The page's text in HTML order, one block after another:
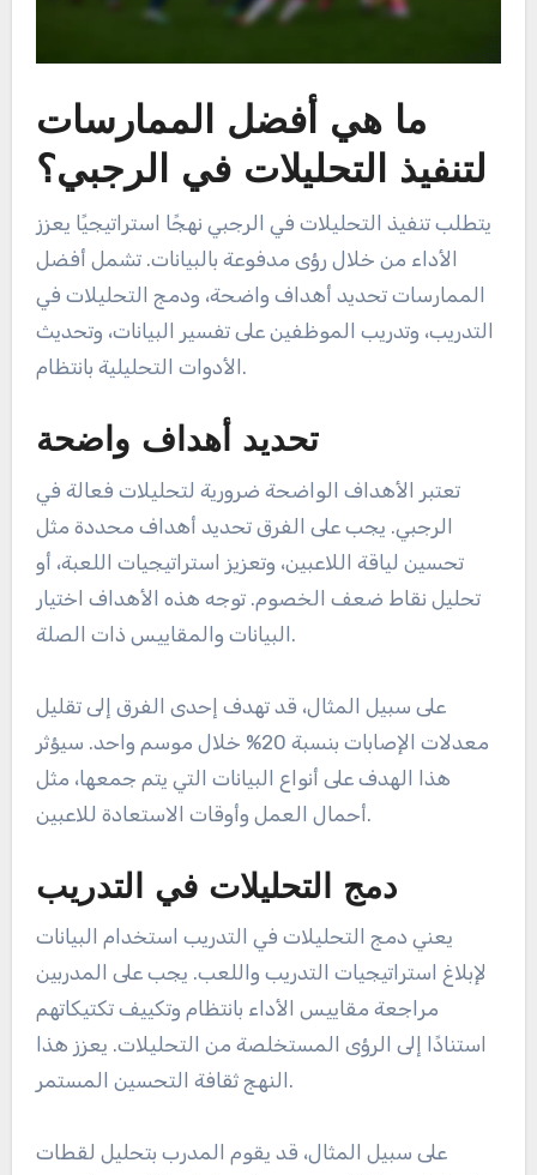
ما هي أفضل الممارسات
لتنفيذ التحليلات في الرجبي؟
يتطلب تنفيذ التحليلات في الرجبي نهجًا استراتيجيًا يعزز
الأداء من خلال رؤى مدفوعة بالبيانات. تشمل أفضل
الممارسات تحديد أهداف واضحة، ودمج التحليلات في
التدريب، وتدريب الموظفين على تفسير البيانات، وتحديث
الأدوات التحليلية بانتظام.
تحديد أهداف واضحة
تعتبر الأهداف الواضحة ضرورية لتحليلات فعالة في
الرجبي. يجب على الفرق تحديد أهداف محددة مثل
تحسين لياقة اللاعبين، وتعزيز استراتيجيات اللعبة، أو
تحليل نقاط ضعف الخصوم. توجه هذه الأهداف اختيار
البيانات والمقاييس ذات الصلة.
على سبيل المثال، قد تهدف إحدى الفرق إلى تقليل
معدلات الإصابات بنسبة 20% خلال موسم واحد. سيؤثر
هذا الهدف على أنواع البيانات التي يتم جمعها، مثل
أحمال العمل وأوقات الاستعادة للاعبين.
دمج التحليلات في التدريب
يعني دمج التحليلات في التدريب استخدام البيانات
لإبلاغ استراتيجيات التدريب واللعب. يجب على المدربين
مراجعة مقاييس الأداء بانتظام وتكييف تكتيكاتهم
استنادًا إلى الرؤى المستخلصة من التحليلات. يعزز هذا
النهج ثقافة التحسين المستمر.
على سبيل المثال، قد يقوم المدرب بتحليل لقطات